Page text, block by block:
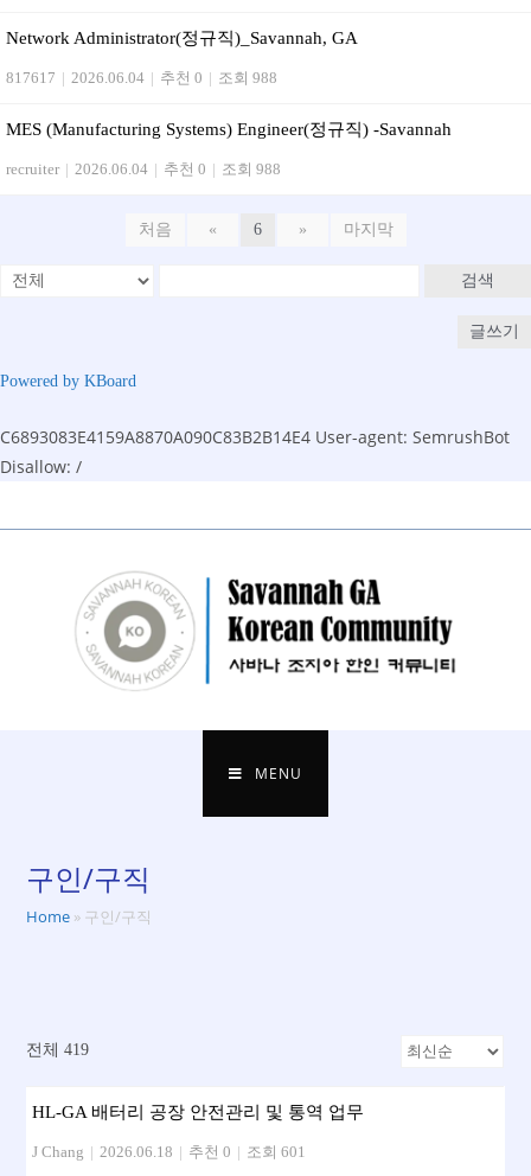
Network Administrator(정규직)_Savannah, GA
817617 | 2026.06.04 | 추천 0 | 조회 988
MES (Manufacturing Systems) Engineer(정규직) -Savannah
recruiter | 2026.06.04 | 추천 0 | 조회 988
처음 « 6 » 마지막
검색
글쓰기
Powered by KBoard
C6893083E4159A8870A090C83B2B14E4 User-agent: SemrushBot
Disallow: /
to
MENU
구인/구직
Home » 구인/구직
전체 419
HL-GA 배터리 공장 안전관리 및 통역 업무
J Chang | 2026.06.18 | 추천 0 | 조회 601